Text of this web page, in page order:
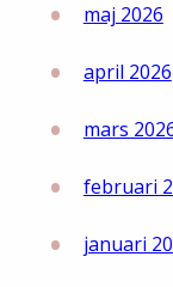
maj 2026
april 2026
mars
februari
januari